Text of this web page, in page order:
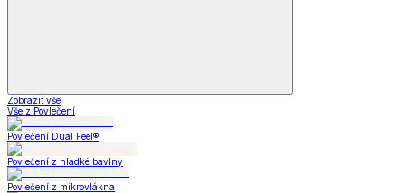
Zobrazit vše
Vše z Povlečení
Povlečení Dual Feel®
Povlečení z hladké bavlny
Povlečení z mikrovlákna